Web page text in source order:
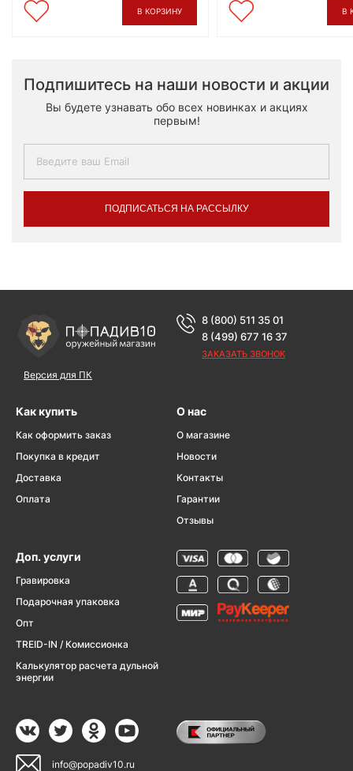
В КОРЗИНУ В
Подпишитесь на наши новости и акции
Вы будете узнавать обо всех новинках и акциях
первым!
ПОДПИСАТЬСЯ НА РАССЫЛКУ
Версия для ПК
8 (800) 511 35 01
8 (499) 677 16 37
ЗАКАЗАТЬ ЗВОНОК
Как купить
Как оформить заказ
Покупка в кредит
Доставка
Оплата
О нас
О магазине
Новости
Контакты
Гарантии
Отзывы
Доп. услуги
Гравировка
Подарочная упаковка
Опт
TREID-IN / Комиссионка
Калькулятор расчета дульной
энергии
info@popadiv10.ru